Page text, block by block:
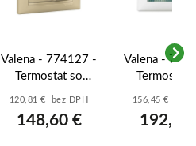
Valena - 774127 -
Termostat so
spínačom pre
Béžová
120,81 € bez DPH
148,60 €
Valena -
Termostat
Biela
156,45 € bez
192,43